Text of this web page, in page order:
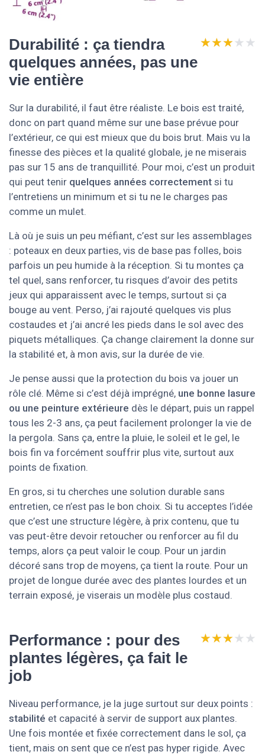
Durabilité : ça tiendra
quelques années, pas une
vie entière
★★★★★
★★★★★
Sur la durabilité, il faut être réaliste. Le bois est traité,
donc on part quand même sur une base prévue pour
l’extérieur, ce qui est mieux que du bois brut. Mais vu la
finesse des pièces et la qualité globale, je ne miserais
pas sur 15 ans de tranquillité. Pour moi, c’est un produit
qui peut tenir quelques années correctement si tu
l’entretiens un minimum et si tu ne le charges pas
comme un mulet.
Là où je suis un peu méfiant, c’est sur les assemblages
: poteaux en deux parties, vis de base pas folles, bois
parfois un peu humide à la réception. Si tu montes ça
tel quel, sans renforcer, tu risques d’avoir des petits
jeux qui apparaissent avec le temps, surtout si ça
bouge au vent. Perso, j’ai rajouté quelques vis plus
costaudes et j’ai ancré les pieds dans le sol avec des
piquets métalliques. Ça change clairement la donne sur
la stabilité et, à mon avis, sur la durée de vie.
Je pense aussi que la protection du bois va jouer un
rôle clé. Même si c’est déjà imprégné, une bonne lasure
ou une peinture extérieure dès le départ, puis un rappel
tous les 2-3 ans, ça peut facilement prolonger la vie de
la pergola. Sans ça, entre la pluie, le soleil et le gel, le
bois fin va forcément souffrir plus vite, surtout aux
points de fixation.
En gros, si tu cherches une solution durable sans
entretien, ce n’est pas le bon choix. Si tu acceptes l’idée
que c’est une structure légère, à prix contenu, que tu
vas peut-être devoir retoucher ou renforcer au fil du
temps, alors ça peut valoir le coup. Pour un jardin
décoré sans trop de moyens, ça tient la route. Pour un
projet de longue durée avec des plantes lourdes et un
terrain exposé, je viserais un modèle plus costaud.
Performance : pour des
plantes légères, ça fait le
job
★★★★★
★★★★★
Niveau performance, je la juge surtout sur deux points :
stabilité et capacité à servir de support aux plantes.
Une fois montée et fixée correctement dans le sol, ça
tient, mais on sent que ce n’est pas hyper rigide. Avec